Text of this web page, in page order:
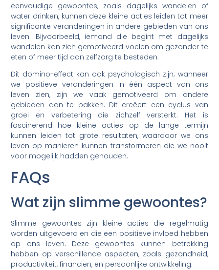
eenvoudige gewoontes, zoals dagelijks wandelen of
water drinken, kunnen deze kleine acties leiden tot meer
significante veranderingen in andere gebieden van ons
leven. Bijvoorbeeld, iemand die begint met dagelijks
wandelen kan zich gemotiveerd voelen om gezonder te
eten of meer tijd aan zelfzorg te besteden.
Dit domino-effect kan ook psychologisch zijn; wanneer
we positieve veranderingen in één aspect van ons
leven zien, zijn we vaak gemotiveerd om andere
gebieden aan te pakken. Dit creëert een cyclus van
groei en verbetering die zichzelf versterkt. Het is
fascinerend hoe kleine acties op de lange termijn
kunnen leiden tot grote resultaten, waardoor we ons
leven op manieren kunnen transformeren die we nooit
voor mogelijk hadden gehouden.
FAQs
Wat zijn slimme gewoontes?
Slimme gewoontes zijn kleine acties die regelmatig
worden uitgevoerd en die een positieve invloed hebben
op ons leven. Deze gewoontes kunnen betrekking
hebben op verschillende aspecten, zoals gezondheid,
productiviteit, financiën, en persoonlijke ontwikkeling.